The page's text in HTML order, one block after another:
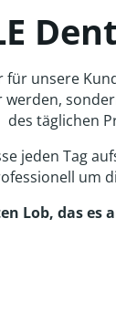
für unsere
werden,
des täglichen
jeden Tag
um
Lob, das es